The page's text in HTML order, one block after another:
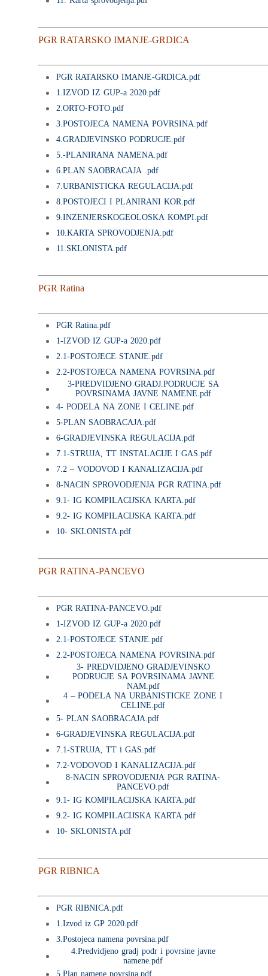
PGR RATARSKO IMANJE-GRDICA
PGR RATARSKO IMANJE-GRDICA.pdf
1.IZVOD IZ GUP-a 2020.pdf
2.ORTO-FOTO.pdf
3.POSTOJECA NAMENA POVRSINA.pdf
4.GRADJEVINSKO PODRUCJE.pdf
5.-PLANIRANA NAMENA.pdf
6.PLAN SAOBRACAJA .pdf
7.URBANISTICKA REGULACIJA.pdf
8.POSTOJECI I PLANIRANI KOR.pdf
9.INZENJERSKOGEOLOSKA KOMPI.pdf
10.KARTA SPROVODJENJA.pdf
11.SKLONISTA.pdf
PGR Ratina
PGR Ratina.pdf
1-IZVOD IZ GUP-a 2020.pdf
2.1-POSTOJECE STANJE.pdf
2.2-POSTOJECA NAMENA POVRSINA.pdf
3-PREDVIDJENO GRADJ.PODRUCJE SA
POVRSINAMA JAVNE NAMENE.pdf
4- PODELA NA ZONE I CELINE.pdf
5-PLAN SAOBRACAJA.pdf
6-GRADJEVINSKA REGULACIJA.pdf
7.1-STRUJA, TT INSTALACIJE I GAS.pdf
7.2 – VODOVOD I KANALIZACIJA.pdf
8-NACIN SPROVODJENJA PGR RATINA.pdf
9.1- IG KOMPILACIJSKA KARTA.pdf
9.2- IG KOMPILACIJSKA KARTA.pdf
10- SKLONISTA.pdf
PGR RATINA-PANCEVO
PGR RATINA-PANCEVO.pdf
1-IZVOD IZ GUP-a 2020.pdf
2.1-POSTOJECE STANJE.pdf
2.2-POSTOJECA NAMENA POVRSINA.pdf
3- PREDVIDJENO GRADJEVINSKO
PODRUCJE SA POVRSINAMA JAVNE
NAM.pdf
4 – PODELA NA URBANISTICKE ZONE I
CELINE.pdf
5- PLAN SAOBRACAJA.pdf
6-GRADJEVINSKA REGULACIJA.pdf
7.1-STRUJA, TT i GAS.pdf
7.2-VODOVOD I KANALIZACIJA.pdf
8-NACIN SPROVODJENJA PGR RATINA-
PANCEVO.pdf
9.1- IG KOMPILACIJSKA KARTA.pdf
9.2- IG KOMPILACIJSKA KARTA.pdf
10- SKLONISTA.pdf
PGR RIBNICA
PGR RIBNICA.pdf
1.Izvod iz GP 2020.pdf
3.Postojeca namena povrsina.pdf
4.Predvidjeno gradj podr i povrsine javne
namene.pdf
5.Plan namene povrsina.pdf
Početna
O nama
Istorijat preduzeća
Delatnost preduzeća
preduzeća
Politika kvaliteta
Sektor za pravne
poslove
poslove
arhivu
poslove
Služba za geodeziju
Služba za investicije
Kontakt